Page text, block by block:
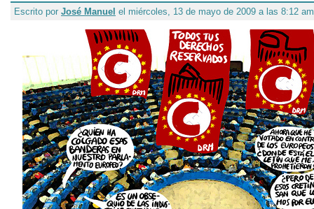
Escrito por José Manuel el miércoles, 13 de mayo de 2009 a las 8:12 am